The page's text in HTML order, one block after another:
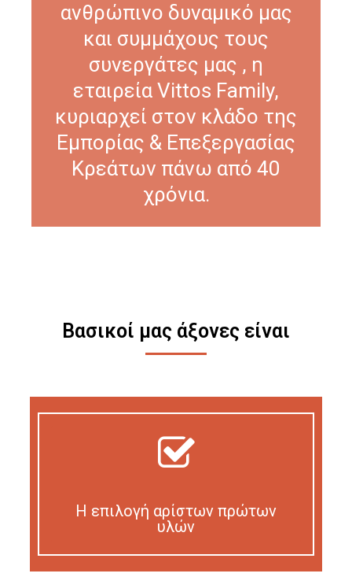
ανθρώπινο δυναμικό μας
και συμμάχους τους
συνεργάτες μας , η
εταιρεία Vittos Family,
κυριαρχεί στον κλάδο της
Εμπορίας & Επεξεργασίας
Κρεάτων πάνω από 40
χρόνια.
Βασικοί μας άξονες είναι
Η επιλογή αρίστων πρώτων
υλών